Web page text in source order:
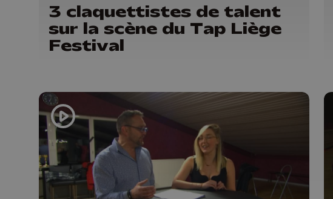
3 claquettistes de talent
sur la scène du Tap Liège
Festival